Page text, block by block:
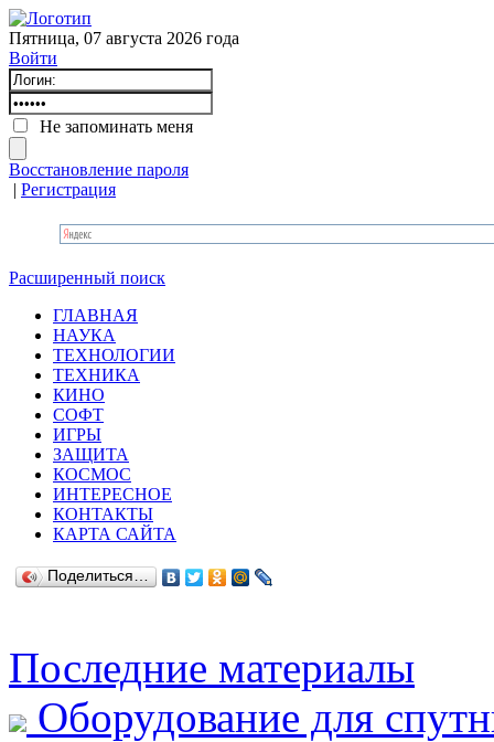
Пятница, 07 августа 2026 года
Войти
Не запоминать меня
Восстановление пароля
| Регистрация
Расширенный поиск
ГЛАВНАЯ
НАУКА
ТЕХНОЛОГИИ
ТЕХНИКА
КИНО
СОФТ
ИГРЫ
ЗАЩИТА
КОСМОС
ИНТЕРЕСНОЕ
КОНТАКТЫ
КАРТА САЙТА
Поделиться…
Последние материалы
Оборудование для